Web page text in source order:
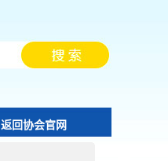
返回协会官网